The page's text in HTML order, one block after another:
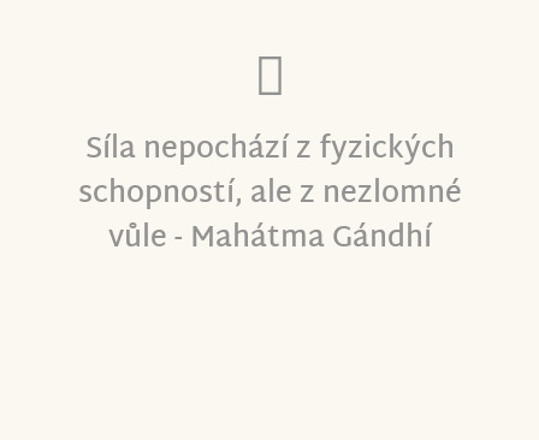
Síla nepochází z fyzických
schopností, ale z nezlomné
vůle - Mahátma Gándhí